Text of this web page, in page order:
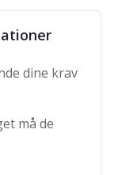
dine krav
må de